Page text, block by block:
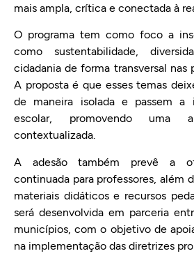
mais ampla, crítica e conectada à
O programa tem como foco a
como sustentabilidade,
cidadania de forma transversal nas
A proposta é que esses temas
de maneira isolada e passem a
escolar, promovendo uma
contextualizada.
A adesão também prevê a
continuada para professores, além
materiais didáticos e recursos
será desenvolvida em parceria
municípios, com o objetivo de
na implementação das diretrizes